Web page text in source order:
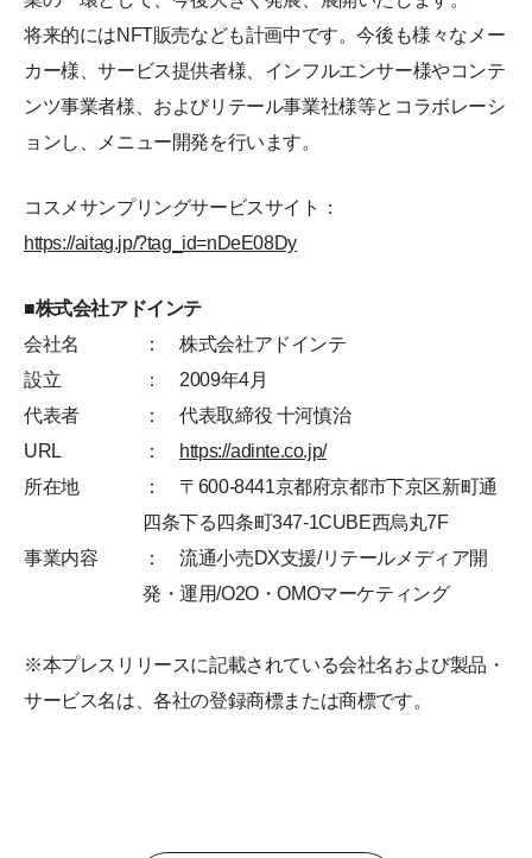
将来的にはNFT販売なども計画中です。今後も様々なメー
カー様、サービス提供者様、インフルエンサー様やコンテ
ンツ事業者様、およびリテール事業社様等とコラボレーシ
ョンし、メニュー開発を行います。
コスメサンプリングサービスサイト：
https://aitag.jp/?tag_id=nDeE08Dy
■株式会社アドインテ
会社名
： 株式会社アドインテ
設立
： 2009年4月
代表者
： 代表取締役 十河慎治
URL
：
https://adinte.co.jp/
所在地
： 〒600-8441京都府京都市下京区新町通
四条下る四条町347-1CUBE西烏丸7F
事業内容
： 流通小売DX支援/リテールメディア開
発・運用/O2O・OMOマーケティング
※本プレスリリースに記載されている会社名および製品・
サービス名は、各社の登録商標または商標です。